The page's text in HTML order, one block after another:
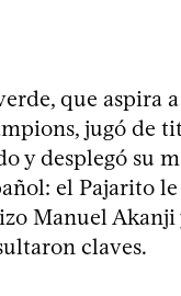
que aspira
jugó de
y desplegó su
el Pajarito
Manuel
claves.